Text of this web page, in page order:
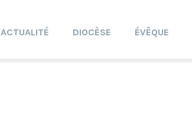
ACTUALITÉ DIOCÈSE ÉVÊQUE